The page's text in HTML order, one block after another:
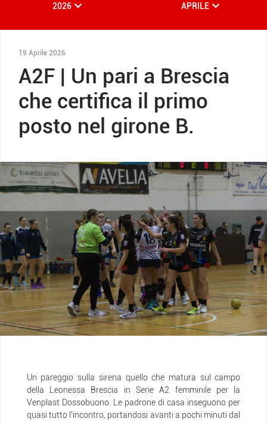
2026 APRILE
19 Aprile 2026
A2F | Un pari a Brescia
che certifica il primo
posto nel girone B.
Un pareggio sulla sirena quello che matura sul campo
della Leonessa Brescia in Serie A2 femminile per la
Venplast Dossobuono. Le padrone di casa inseguono per
quasi tutto l’incontro, portandosi avanti a pochi minuti dal